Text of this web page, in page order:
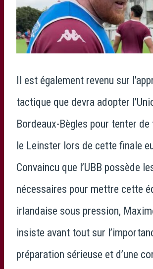
Il est également revenu sur
tactique que devra adopter
Bordeaux-Bègles pour tenter
le Leinster lors de cette finale
Convaincu que l’UBB possède
nécessaires pour mettre cette
irlandaise sous pression,
insiste avant tout sur
préparation sérieuse et d’une